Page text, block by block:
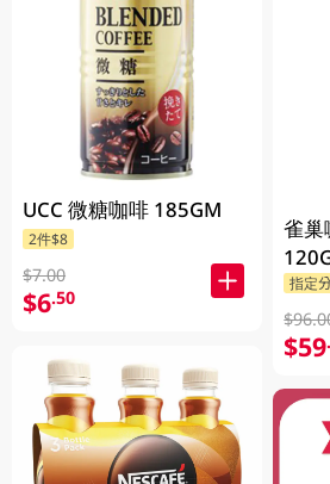
UCC 微糖咖啡 185GM
2件$8
$7.00
$6.50
雀巢
指定
$59